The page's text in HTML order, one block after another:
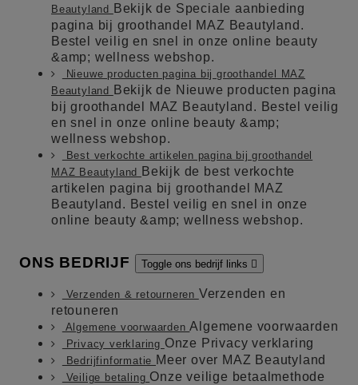
Beautyland
Bekijk de Speciale aanbieding
pagina bij groothandel MAZ Beautyland.
Bestel veilig en snel in onze online beauty
&amp; wellness webshop.
Nieuwe producten pagina bij groothandel MAZ
Beautyland
Bekijk de Nieuwe producten pagina
bij groothandel MAZ Beautyland. Bestel veilig
en snel in onze online beauty &amp;
wellness webshop.
Best verkochte artikelen pagina bij groothandel
MAZ Beautyland
Bekijk de best verkochte
artikelen pagina bij groothandel MAZ
Beautyland. Bestel veilig en snel in onze
online beauty &amp; wellness webshop.
ONS BEDRIJF Toggle ons bedrijf links 
Verzenden & retourneren Verzenden en
retouneren
Algemene voorwaardenAlgemene voorwaarden
Privacy verklaring Onze Privacy verklaring
Bedrijfinformatie Meer over MAZ Beautyland
Veilige betaling Onze veilige betaalmethode